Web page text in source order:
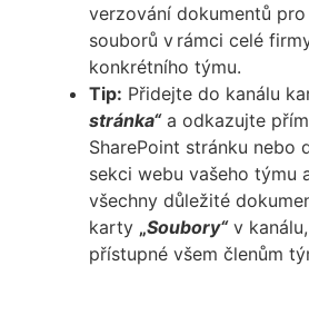
verzování dokumentů
souborů v rámci celé
konkrétního týmu.
Tip: Přidejte do kanálu
stránka“a odkazujte
SharePoint stránku nebo
sekci webu vašeho týmu
všechny důležité
karty „Soubory“v
přístupné všem členům